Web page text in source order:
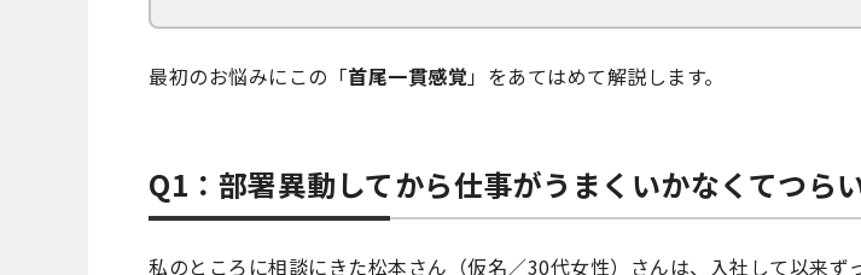
最初のお悩みにこの「首尾一貫感覚」をあてはめて解説します。
Q1：部署異動してから仕事がうまくいかなくてつら
私のところに相談にきた松本さん（仮名／30代女性）さんは、入社して以来ず